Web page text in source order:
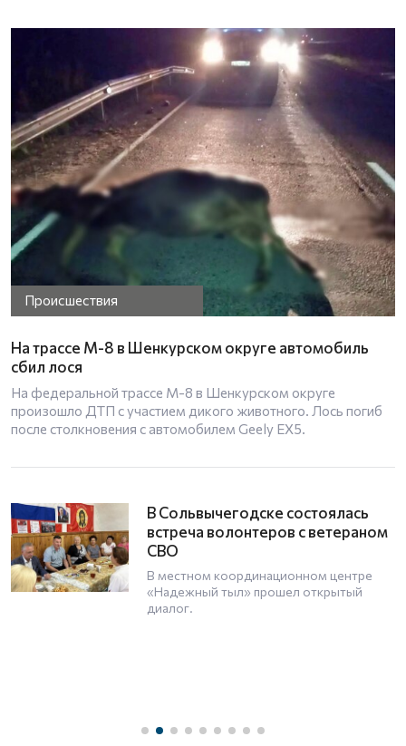
Происшествия
На трассе М-8 в Шенкурском округе автомобиль
сбил лося
На федеральной трассе М-8 в Шенкурском округе
произошло ДТП с участием дикого животного. Лось погиб
после столкновения с автомобилем Geely EX5.
В Сольвычегодске состоялась
встреча волонтеров с ветераном
СВО
В местном координационном центре
«Надежный тыл» прошел открытый
диалог.